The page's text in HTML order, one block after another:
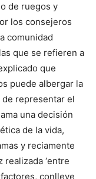
de ruegos y
los consejeros
comunidad
que se refieren a
que
puede albergar la
representar el
una decisión
de la vida,
y reciamente
‘entre
conlleve